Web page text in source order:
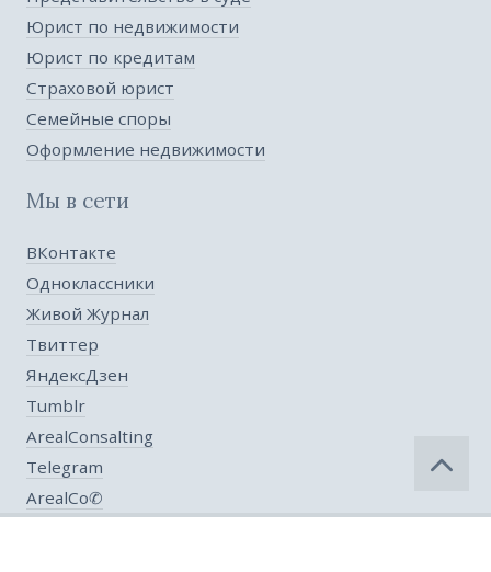
Юрист по недвижимости
Юрист по кредитам
Страховой юрист
Семейные споры
Оформление недвижимости
Мы в сети
ВКонтакте
Одноклассники
Живой Журнал
Твиттер
ЯндексДзен
Tumblr
ArealConsalting
Telegram
ArealCo✆